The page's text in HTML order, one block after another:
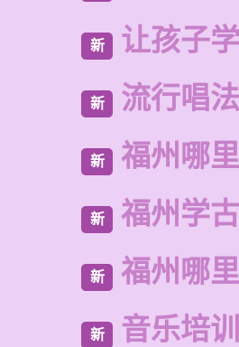
新 让孩子
新 流行唱
新 福州哪
新 福州学
新 福州哪
新 音乐培